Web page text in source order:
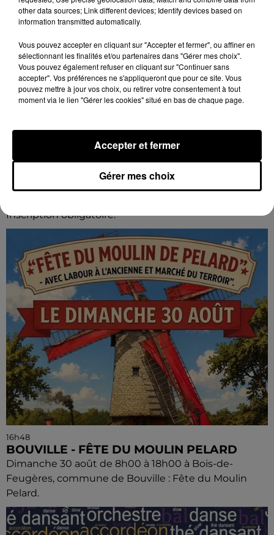
16h58
GOMMERVILLE - RANDONNÉE PÉDESTRE
Inscription obligatoire.
16h48
BOUVILLE - FÊTE DU MOULIN PELARD
Dimanche 30 août de 8h00 à 18h00 à Bois-de-
Feugères, commune de Bouville : Fête du Moulin
Pelard.
other data sources; Link different devices; Identify devices based on
information transmitted automatically.
Vous pouvez accepter en cliquant sur "Accepter et fermer", ou affiner en
sélectionnant les finalités et/ou partenaires dans "Gérer mes choix".
Vous pouvez également refuser en cliquant sur "Continuer sans
accepter". Vos préférences ne s'appliqueront que pour ce site. Vous
pouvez mettre à jour vos choix, ou retirer votre consentement à tout
moment via le lien "Gérer les cookies" situé en bas de chaque page.
Gérer mes choix
Accepter et fermer